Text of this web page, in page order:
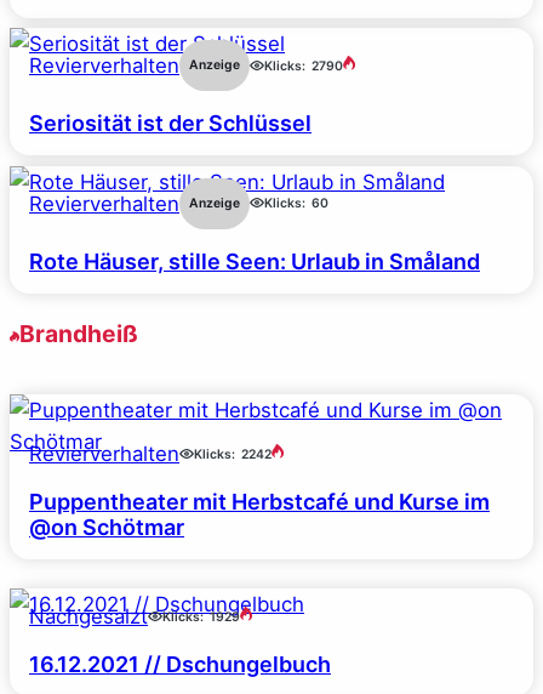
Revierverhalten Anzeige Klicks: 2790
Seriosität ist der Schlüssel
Revierverhalten Anzeige Klicks: 60
Rote Häuser, stille Seen: Urlaub in Småland
Brandheiß
Revierverhalten Klicks: 2242
Puppentheater mit Herbstcafé und Kurse im
@on Schötmar
Nachgesalzt Klicks: 1929
16.12.2021 // Dschungelbuch